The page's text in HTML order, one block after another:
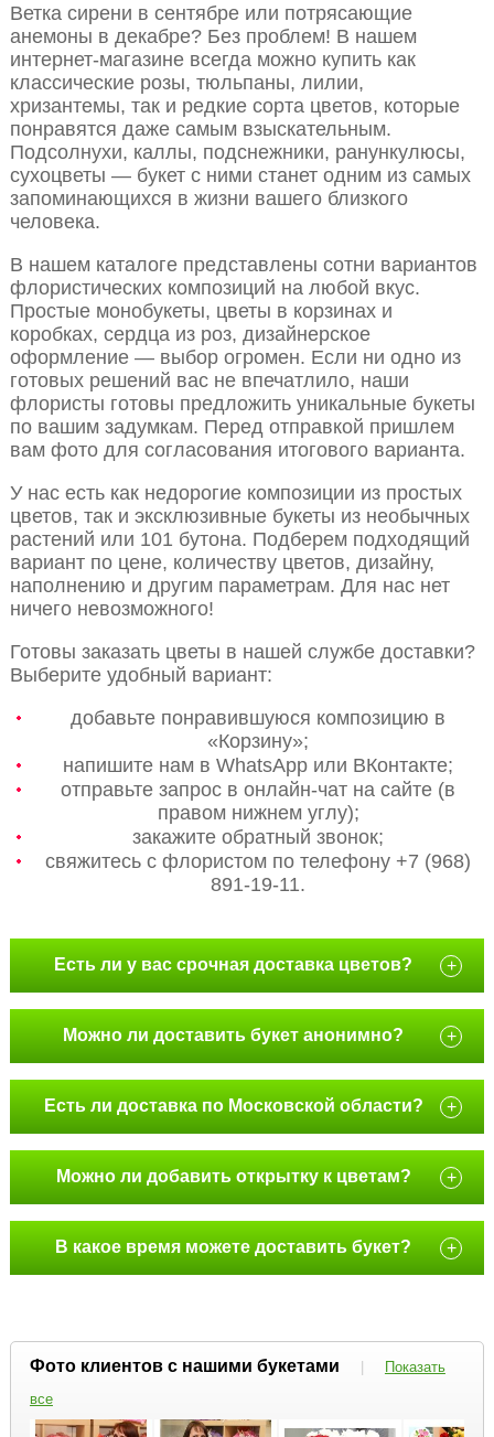
Ветка сирени в сентябре или потрясающие
анемоны в декабре? Без проблем! В нашем
интернет-магазине всегда можно купить как
классические розы, тюльпаны, лилии,
хризантемы, так и редкие сорта цветов, которые
понравятся даже самым взыскательным.
Подсолнухи, каллы, подснежники, ранункулюсы,
сухоцветы — букет с ними станет одним из самых
запоминающихся в жизни вашего близкого
человека.
В нашем каталоге представлены сотни вариантов
флористических композиций на любой вкус.
Простые монобукеты, цветы в корзинах и
коробках, сердца из роз, дизайнерское
оформление — выбор огромен. Если ни одно из
готовых решений вас не впечатлило, наши
флористы готовы предложить уникальные букеты
по вашим задумкам. Перед отправкой пришлем
вам фото для согласования итогового варианта.
У нас есть как недорогие композиции из простых
цветов, так и эксклюзивные букеты из необычных
растений или 101 бутона. Подберем подходящий
вариант по цене, количеству цветов, дизайну,
наполнению и другим параметрам. Для нас нет
ничего невозможного!
Готовы заказать цветы в нашей службе доставки?
Выберите удобный вариант:
добавьте понравившуюся композицию в
«Корзину»;
напишите нам в WhatsApp или ВКонтакте;
отправьте запрос в онлайн-чат на сайте (в
правом нижнем углу);
закажите обратный звонок;
свяжитесь с флористом по телефону +7 (968)
891-19-11.
Есть ли у вас срочная доставка цветов? +
Можно ли доставить букет анонимно? +
Есть ли доставка по Московской области? +
Можно ли добавить открытку к цветам? +
В какое время можете доставить букет? +
Фото клиентов с нашими букетами |
Показать
все